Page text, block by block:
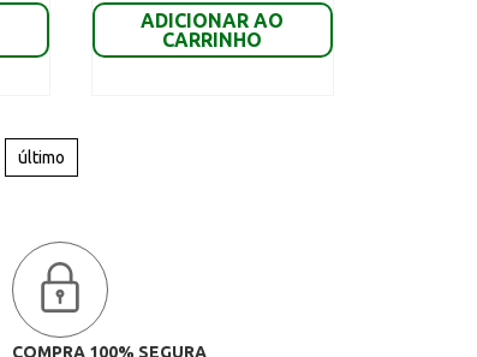
ADICIONAR AO
CARRINHO
último
COMPRA 100% SEGURA